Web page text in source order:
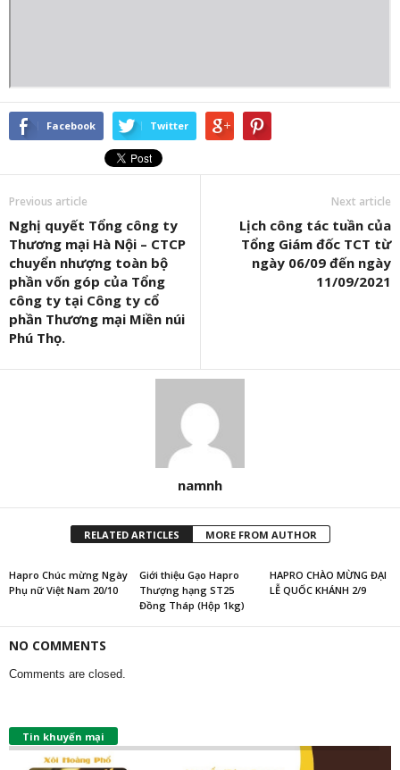
Facebook Twitter
Previous article
Nghị quyết Tổng công ty
Thương mại Hà Nội – CTCP
chuyển nhượng toàn bộ
phần vốn góp của Tổng
công ty tại Công ty cổ
phần Thương mại Miền núi
Phú Thọ.
Next article
Lịch công tác tuần của
Tổng Giám đốc TCT từ
ngày 06/09 đến ngày
11/09/2021
namnh
RELATED ARTICLES MORE FROM AUTHOR
Hapro Chúc mừng Ngày
Phụ nữ Việt Nam 20/10
Giới thiệu Gạo Hapro
Thượng hạng ST25
Đồng Tháp (Hộp 1kg)
HAPRO CHÀO MỪNG ĐẠI
LỄ QUỐC KHÁNH 2/9
NO COMMENTS
Comments are closed.
Tin khuyến mại